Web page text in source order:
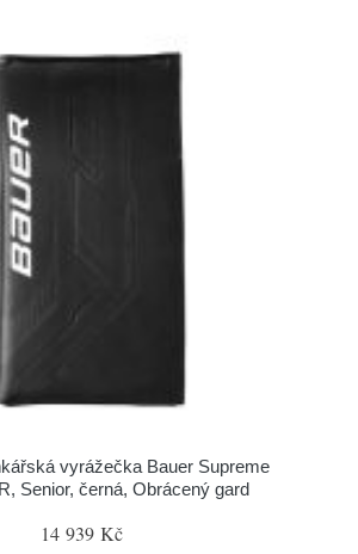
vyrážečka Bauer Supreme
Senior, černá, Obrácený gard
14 939 Kč